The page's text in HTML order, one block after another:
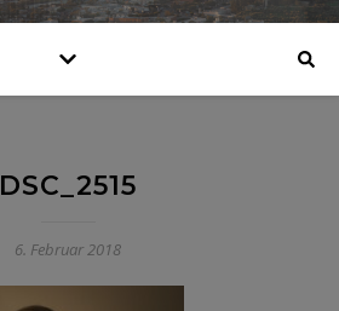
DSC_2515
6. Februar 2018